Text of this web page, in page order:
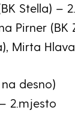
Stella) –
Pirner (BK
Mirta
desno)
2.mjesto